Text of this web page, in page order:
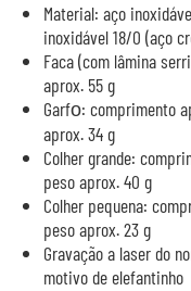
Material: aço
inoxidável 18/0 (aço
Faca (com lâmina
aprox. 55 g
Garfо: comprimento
aprox. 34 g
Colher grande:
peso aprox. 40 g
Colher pequena:
peso aprox. 23 g
Gravação a laser do
motivo de elefantinho